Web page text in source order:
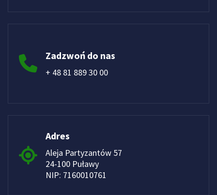
Zadzwoń do nas
+ 48 81 889 30 00
Adres
Aleja Partyzantów 57
24-100 Puławy
NIP: 7160010761